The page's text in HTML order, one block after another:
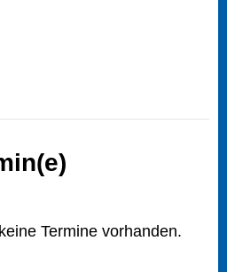
Termine vorhanden.